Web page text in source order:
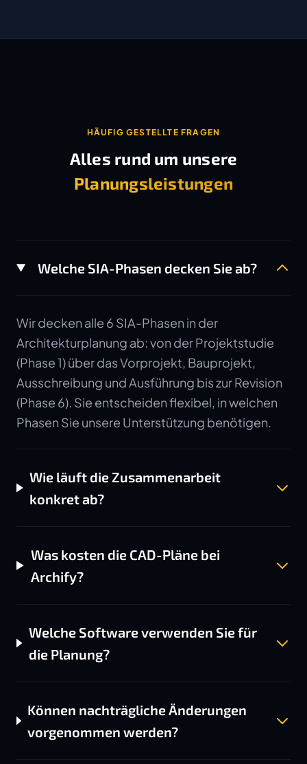
HÄUFIG GESTELLTE FRAGEN
Alles rund um unsere
Planungsleistungen
Welche SIA-Phasen decken Sie ab?
Wir decken alle 6 SIA-Phasen in der
Architekturplanung ab: von der Projektstudie
(Phase 1) über das Vorprojekt, Bauprojekt,
Ausschreibung und Ausführung bis zur Revision
(Phase 6). Sie entscheiden flexibel, in welchen
Phasen Sie unsere Unterstützung benötigen.
Wie läuft die Zusammenarbeit
konkret ab?
Was kosten die CAD-Pläne bei
Archify?
Welche Software verwenden Sie für
die Planung?
Können nachträgliche Änderungen
vorgenommen werden?